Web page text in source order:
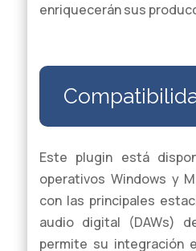
enriquecerán sus
Este plugin está
operativos Windows y
con las principales
audio digital (DAWs)
permite su integración